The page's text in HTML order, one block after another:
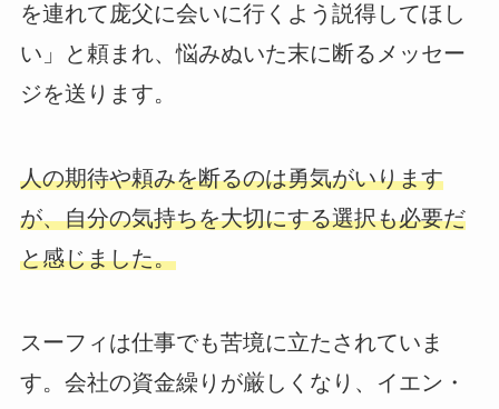
を連れて庞父に会いに行くよう説得してほし
い」と頼まれ、悩みぬいた末に断るメッセー
ジを送ります。
人の期待や頼みを断るのは勇気がいります
が、自分の気持ちを大切にする選択も必要だ
と感じました。
スーフィは仕事でも苦境に立たされていま
す。会社の資金繰りが厳しくなり、イエン・